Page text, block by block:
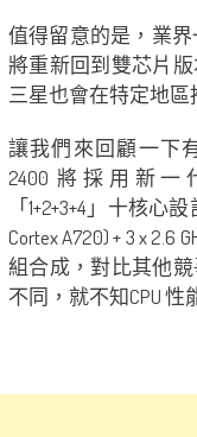
值得留意的是，業界
將重新回到雙芯片
三星也會在特定地區
讓我們來回顧一下有
2400 將採用新一
「1+2+3+4」十核心設
Cortex A720) + 3 x 2.6
組合成，對比其他
不同，就不知CPU